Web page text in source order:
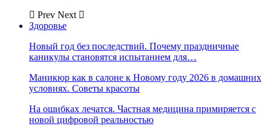
Prev Next
Здоровье
Новый год без последствий. Почему праздничные
каникулы становятся испытанием для…
Маникюр как в салоне к Новому году 2026 в домашних
условиях. Советы красоты
На ошибках лечатся. Частная медицина примиряется с
новой цифровой реальностью